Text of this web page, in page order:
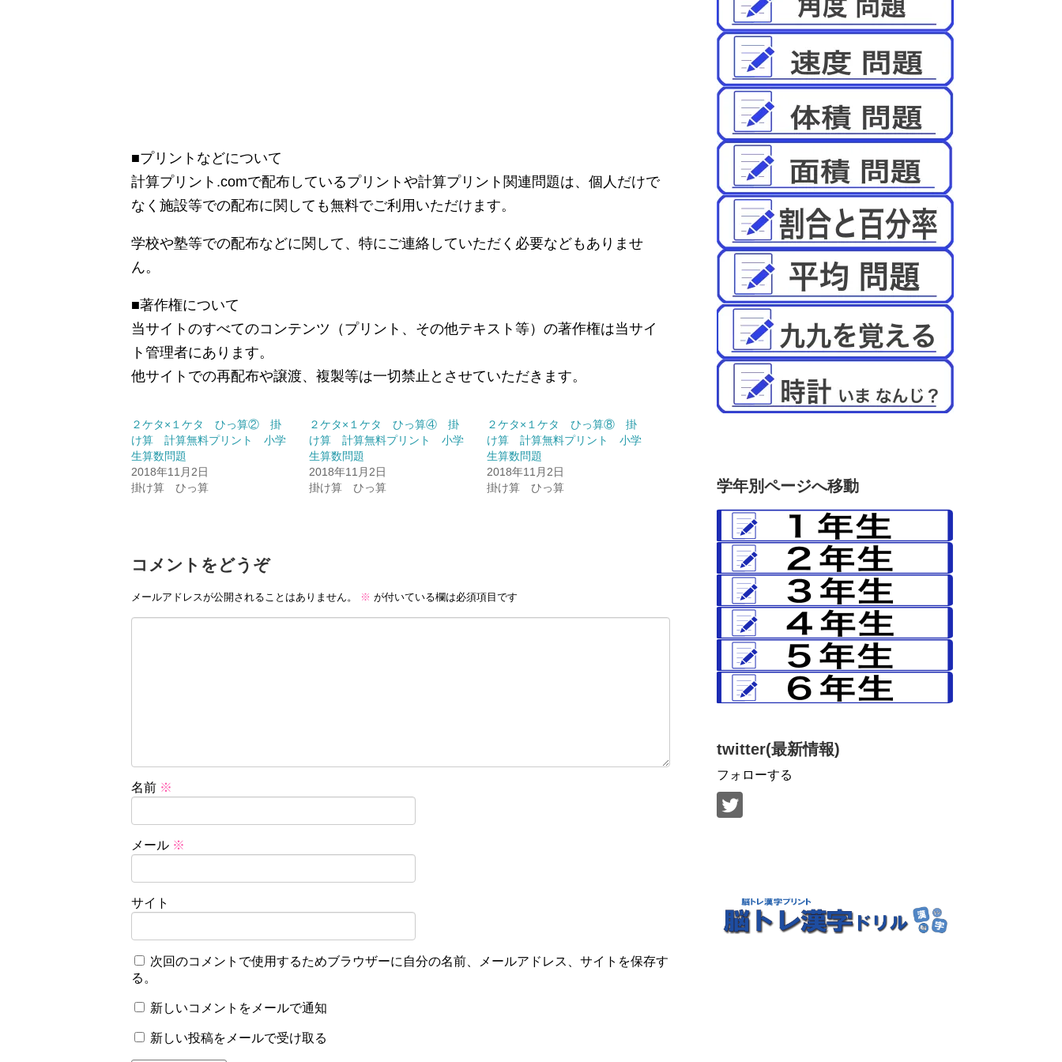
■プリントなどについて
計算プリント.comで配布しているプリントや計算プリント関連問題は、個人だけで
なく施設等での配布に関しても無料でご利用いただけます。
学校や塾等での配布などに関して、特にご連絡していただく必要などもありませ
ん。
■著作権について
当サイトのすべてのコンテンツ（プリント、その他テキスト等）の著作権は当サイ
ト管理者にあります。
他サイトでの再配布や譲渡、複製等は一切禁止とさせていただきます。
２ケタ×１ケタ ひっ算② 掛
け算 計算無料プリント 小学
生算数問題
2018年11月2日
掛け算 ひっ算
２ケタ×１ケタ ひっ算④ 掛
け算 計算無料プリント 小学
生算数問題
2018年11月2日
掛け算 ひっ算
２ケタ×１ケタ ひっ算⑧ 掛
け算 計算無料プリント 小学
生算数問題
2018年11月2日
掛け算 ひっ算
コメントをどうぞ
メールアドレスが公開されることはありません。 ※ が付いている欄は必須項目です
名前 ※
メール ※
サイト
次回のコメントで使用するためブラウザーに自分の名前、メールアドレス、サイトを保存す
る。
新しいコメントをメールで通知
新しい投稿をメールで受け取る
学年別ページへ移動
twitter(最新情報)
フォローする